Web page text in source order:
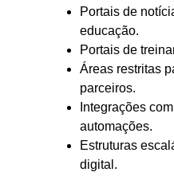
Portais de
educação.
Portais de
Áreas restritas
parceiros.
Integrações
automações.
Estruturas
digital.